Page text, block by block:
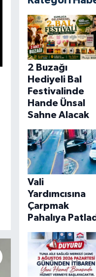
2 Buzağı
Hediyeli Bal
Festivalinde
Hande Ünsal
Sahne Alacak
Vali
Yardımcısına
Çarpmak
Pahalıya